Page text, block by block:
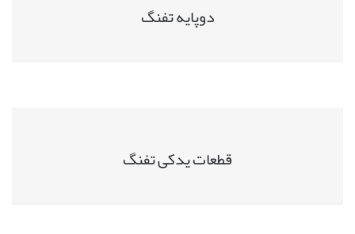
دوپایه تفنگ
قطعات یدکی تفنگ